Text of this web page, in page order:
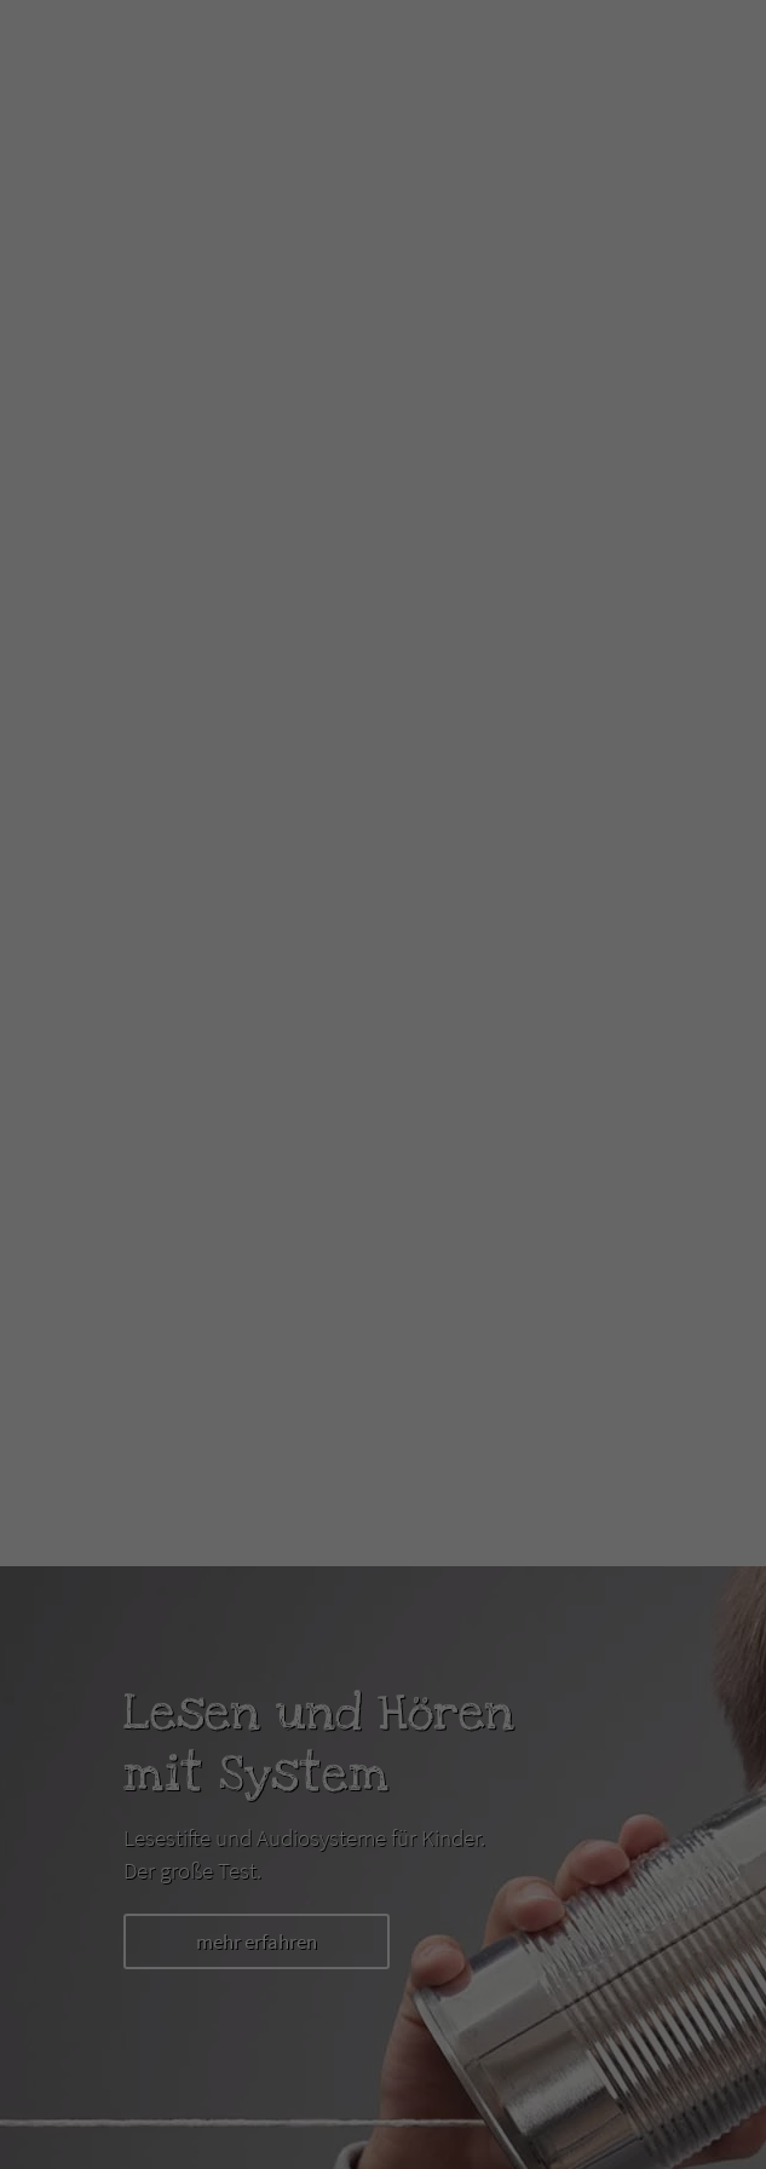
Lesen und Hören
mit System
Lesestifte und Audiosysteme für Kinder.
Der große Test.
mehr erfahren